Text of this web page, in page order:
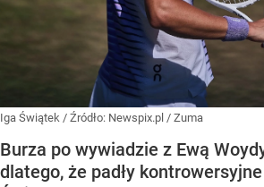
Iga Świątek / Źródło: Newspix.pl / Zuma
Burza po wywiadzie z Ewą
dlatego, że padły